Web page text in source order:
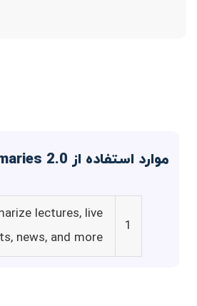
موارد استفاده از Nutshell Summaries 2.0
1
lectures, live
news, and more.